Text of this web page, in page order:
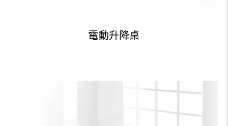
電動升降桌